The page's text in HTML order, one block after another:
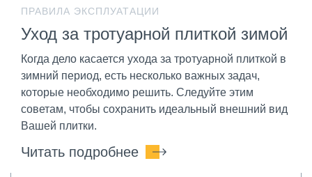
ПРАВИЛА ЭКСПЛУАТАЦИИ
Уход за тротуарной плиткой зимой
Когда дело касается ухода за тротуарной плиткой в
зимний период, есть несколько важных задач,
которые необходимо решить. Следуйте этим
советам, чтобы сохранить идеальный внешний вид
Вашей плитки.
Читать подробнее